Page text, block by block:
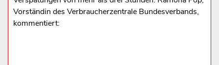
Vorständin des Verbraucherzentrale Bundesverbands,
kommentiert: